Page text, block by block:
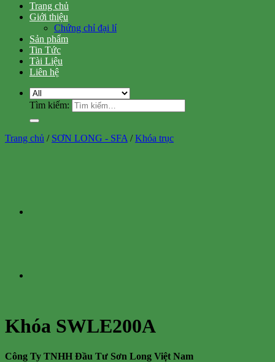
Trang chủ
Giới thiệu
Chứng chỉ đại lí
Sản phẩm
Tin Tức
Tài Liệu
Liên hệ
Tìm kiếm:
Trang chủ / SƠN LONG - SFA / Khóa trục
Khóa SWLE200A
Công Ty TNHH Đầu Tư Sơn Long Việt Nam